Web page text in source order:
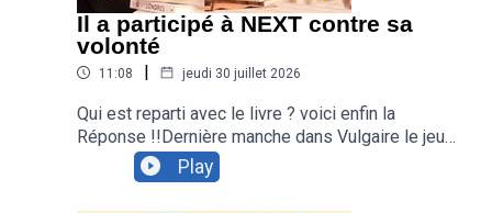
Il a participé à NEXT contre sa
volonté
11:08 | jeudi 30 juillet 2026
Qui est reparti avec le livre ? voici enfin la
Réponse !!Dernière manche dans Vulgaire le jeu !
Laura Domenge et Ugo Marchand jouent leur
destin à coups de vannes pour gagner « Les
pouvoirs extraordinaires de la musique » d'André
Play